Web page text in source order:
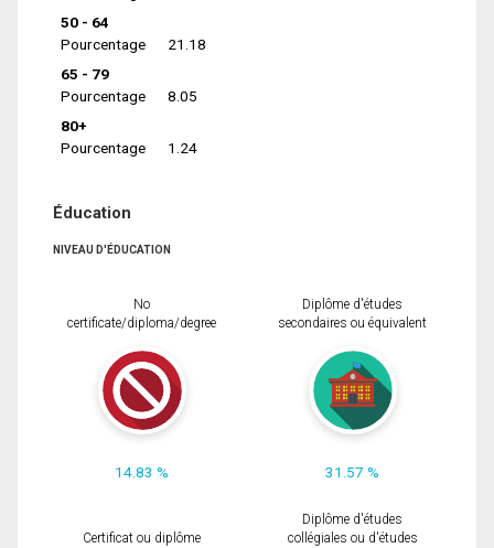
50 - 64
Pourcentage
21.18
65 - 79
Pourcentage
8.05
80+
Pourcentage
1.24
Éducation
NIVEAU D'ÉDUCATION
No
certificate/diploma/degree
14.83 %
Diplôme d'études
secondaires ou équivalent
31.57 %
Certificat ou diplôme
Diplôme d'études
collégiales ou d'études